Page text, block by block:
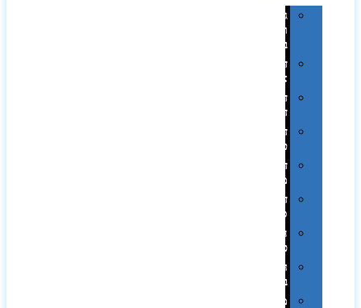
גימורים
והשבחות
בדפוס
דפוס
אופסט
דפוס
דיגיטלי
דפוס
טמפון
דפוס
משי
דפוס
סובלימציה
הדפס
פרוצס
חריטה
בלייזר
מהו